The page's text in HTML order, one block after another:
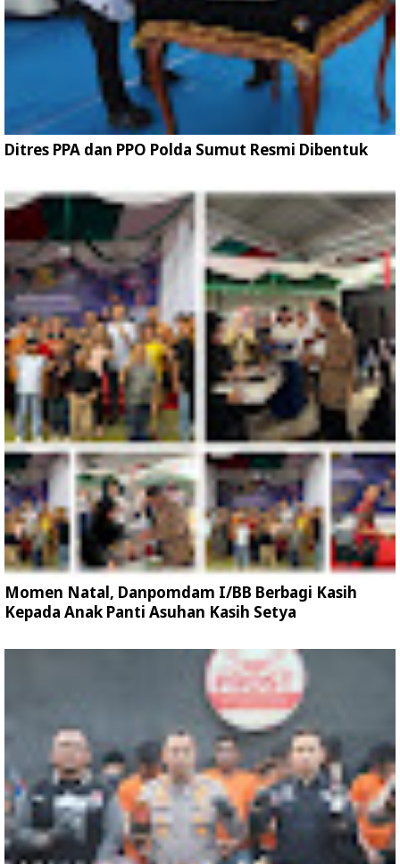
Ditres PPA dan PPO Polda Sumut Resmi Dibentuk
Momen Natal, Danpomdam I/BB Berbagi Kasih
Kepada Anak Panti Asuhan Kasih Setya